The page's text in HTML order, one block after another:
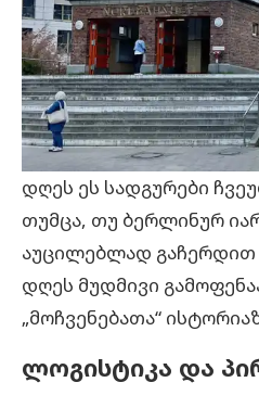
დღეს ეს სადგურები
თუმცა, თუ ბერლინურ
აუცილებლად გაჩერდით
დღეს მუდმივი
„მოჩვენებათა“
ლოგისტიკა და